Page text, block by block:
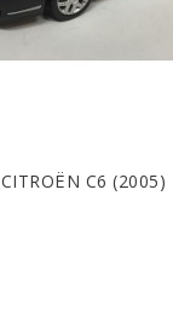
CITROËN C6 (2005)